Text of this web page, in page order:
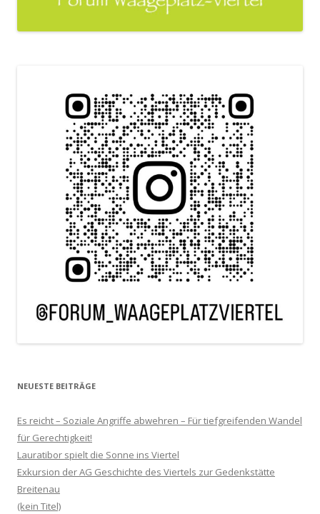
NEUESTE BEITRÄGE
Es reicht – Soziale Angriffe abwehren – Für tiefgreifenden Wandel
für Gerechtigkeit!
Lauratibor spielt die Sonne ins Viertel
Exkursion der AG Geschichte des Viertels zur Gedenkstätte
Breitenau
(kein Titel)